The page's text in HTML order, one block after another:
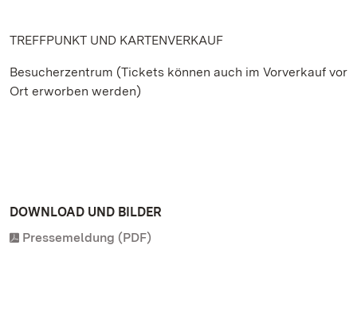
TREFFPUNKT UND KARTENVERKAUF
Besucherzentrum (Tickets können auch im Vorverkauf vor
Ort erworben werden)
DOWNLOAD UND BILDER
Pressemeldung (PDF)